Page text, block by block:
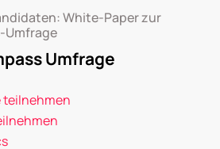
White-Paper zur
Umfrage
Umfrage
teilnehmen